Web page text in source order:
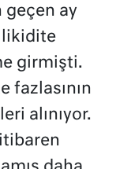
geçen ay
likidite
girmişti.
fazlasının
alınıyor.